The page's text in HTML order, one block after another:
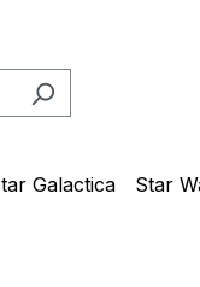
Galactica Star